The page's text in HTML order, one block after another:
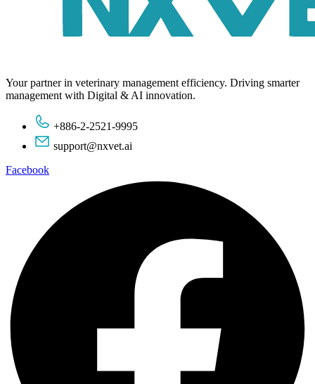
Your partner in veterinary management efficiency. Driving smarter
management with Digital & AI innovation.
+886-2-2521-9995
support@nxvet.ai
Facebook